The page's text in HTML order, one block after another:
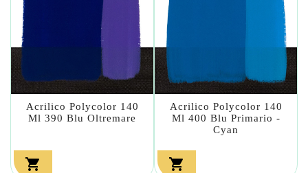
Acrilico Polycolor 140
Ml 390 Blu Oltremare

Acrilico Polycolor 140
Ml 400 Blu Primario -
Cyan
